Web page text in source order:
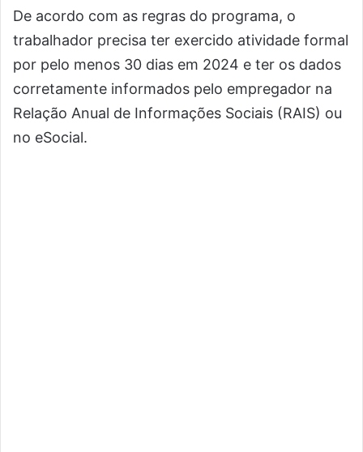
De acordo com as regras do programa, o
trabalhador precisa ter exercido atividade formal
por pelo menos 30 dias em 2024 e ter os dados
corretamente informados pelo empregador na
Relação Anual de Informações Sociais (RAIS) ou
no eSocial.